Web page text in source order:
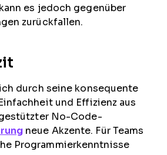
es jedoch gegenüber
zurückfallen.
durch seine konsequente
und Effizienz aus
No-Code-
neue Akzente. Für Teams
Programmierkenntnisse